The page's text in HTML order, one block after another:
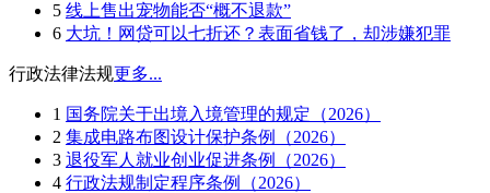
5 线上售出宠物能否“概不退款”
6 大坑！网贷可以七折还？表面省钱了，却涉嫌犯罪
行政法律法规更多...
1 国务院关于出境入境管理的规定（2026）
2 集成电路布图设计保护条例（2026）
3 退役军人就业创业促进条例（2026）
4 行政法规制定程序条例（2026）